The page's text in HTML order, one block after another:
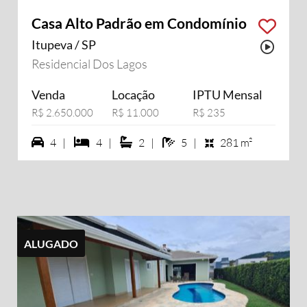
vídeo
Casa Alto Padrão em Condomínio
Itupeva / SP
Residencial Dos Lagos
Venda
R$ 2.650.000
Locação
R$ 11.000
IPTU Mensal
R$ 235
4 vagas na garagem
4 | 4 dormiórios
4 | 2 suítes
2 | 5 banheiros
5 | 281 m²
ALUGADO